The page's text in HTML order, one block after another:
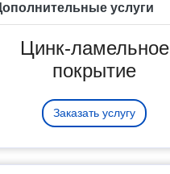
услуги
Цинк-ламельное
покрытие
Заказать услугу